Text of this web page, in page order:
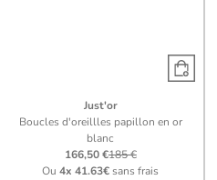
Just'or
Boucles d'oreillles papillon en or
blanc
166,50 €185 €
Ou4x 41.63€sans frais